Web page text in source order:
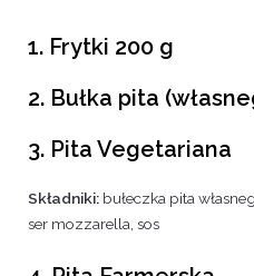
1. Frytki 200 g
2. Bułka pita
3. Pita Vegetariana
Składniki: bułeczka pita
ser mozzarella, sos